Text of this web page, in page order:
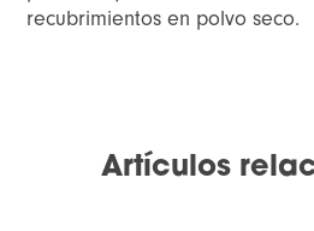
recubrimientos en polvo seco.
Artículos